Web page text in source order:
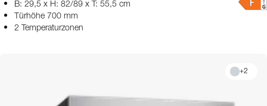
B: 29,5 x H: 82/89 x T: 55,5 cm
Türhöhe 700 mm
2 Temperaturzonen
+2